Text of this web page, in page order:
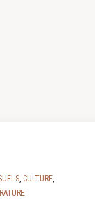
, CULTURE,